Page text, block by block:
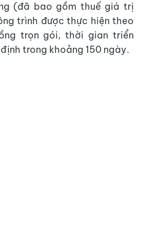
(đã bao gồm thuế giá trị
trình được thực hiện theo
trọn gói, thời gian triển
trong khoảng 150 ngày.